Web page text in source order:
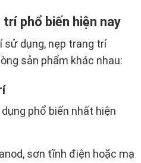
phổ biến hiện nay
sử dụng, nẹp trang trí
sản phẩm khác nhau:
phổ biến nhất hiện
sơn tĩnh điện hoặc mạ